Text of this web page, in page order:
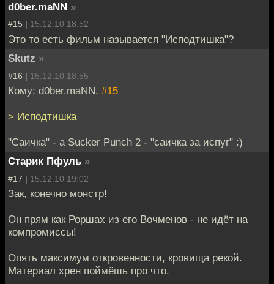
d0ber.maNN »
#15 | 15.12.10 18:52
Это то есть фильм называется "Исподтишка"?
Skutz »
#16 | 15.12.10 18:55
Кому: d0ber.maNN, #15
> Исподтишка
"Саичка" - а Sucker Punch 2 - "саичка за испуг" :)
Старик Пфуль »
#17 | 15.12.10 19:02
Зак, конечно монстр!
Он прям как Роршах из его Вочменов - не идёт на
компромиссы!
Опять максимум откровенности, кровища рекой.
Материал хрен поймёшь про что.